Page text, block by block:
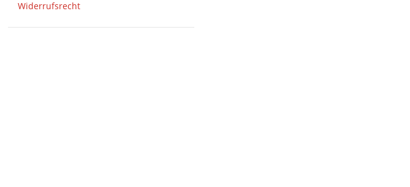
Widerrufsrecht